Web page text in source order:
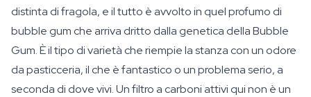
distinta di fragola, e il tutto è avvolto in quel profumo di
bubble gum che arriva dritto dalla genetica della Bubble
Gum. È il tipo di varietà che riempie la stanza con un odore
da pasticceria, il che è fantastico o un problema serio, a
seconda di dove vivi. Un filtro a carboni attivi qui non è un